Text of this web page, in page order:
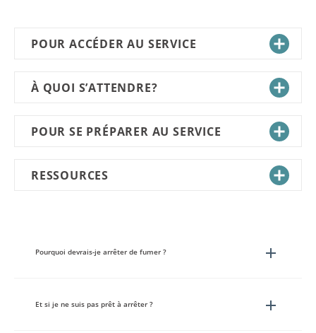
POUR ACCÉDER AU SERVICE
À QUOI S’ATTENDRE?
POUR SE PRÉPARER AU SERVICE
RESSOURCES
Pourquoi devrais-je arrêter de fumer ?
Et si je ne suis pas prêt à arrêter ?